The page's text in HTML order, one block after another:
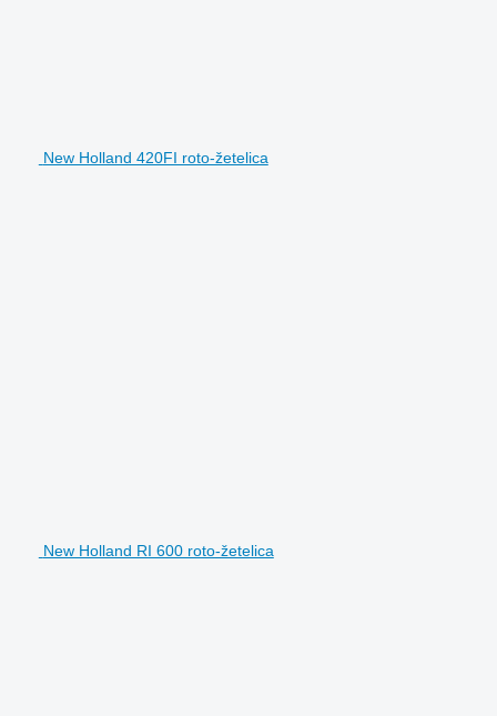
New Holland 420FI roto-žetelica
New Holland RI 600 roto-žetelica